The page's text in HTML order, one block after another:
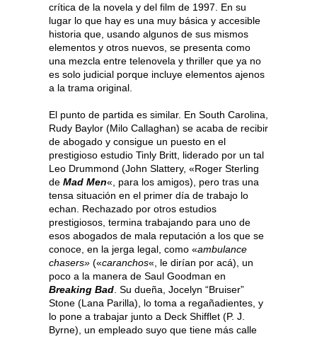
crítica de la novela y del film de 1997. En su
lugar lo que hay es una muy básica y accesible
historia que, usando algunos de sus mismos
elementos y otros nuevos, se presenta como
una mezcla entre telenovela y thriller que ya no
es solo judicial porque incluye elementos ajenos
a la trama original.
El punto de partida es similar. En South Carolina,
Rudy Baylor (Milo Callaghan) se acaba de recibir
de abogado y consigue un puesto en el
prestigioso estudio Tinly Britt, liderado por un tal
Leo Drummond (John Slattery, «Roger Sterling
de Mad Men«, para los amigos), pero tras una
tensa situación en el primer día de trabajo lo
echan. Rechazado por otros estudios
prestigiosos, termina trabajando para uno de
esos abogados de mala reputación a los que se
conoce, en la jerga legal, como «ambulance
chasers» («caranchos«, le dirían por acá), un
poco a la manera de Saul Goodman en
Breaking Bad . Su dueña, Jocelyn “Bruiser”
Stone (Lana Parilla), lo toma a regañadientes, y
lo pone a trabajar junto a Deck Shifflet (P. J.
Byrne), un empleado suyo que tiene más calle